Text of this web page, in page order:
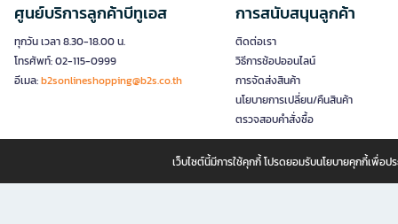
ศูนย์บริการลูกค้าบีทูเอส
ทุกวัน เวลา 8.30-18.00 น.
โทรศัพท์: 02-115-0999
อีเมล:b2sonlineshopping@b2s.co.th
การสนับสนุนลูกค้า
ติดต่อเรา
วิธีการช้อปออนไลน์
การจัดส่งสินค้า
นโยบายการเปลี่ยน/คืนสินค้า
ตรวจสอบคำสั่งซื้อ
เว็บไซต์นี้มีการใช้คุกกี้ โปรดยอมรับนโยบายคุกกี้เพื่อ